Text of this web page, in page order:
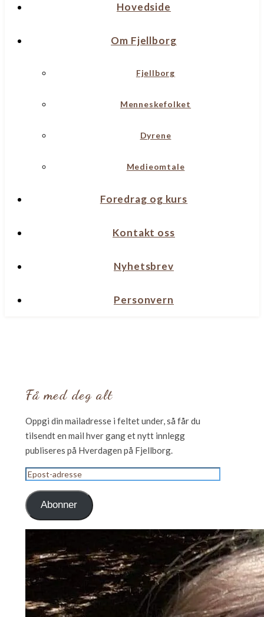
Hovedside
Om Fjellborg
Fjellborg
Menneskefolket
Dyrene
Medieomtale
Foredrag og kurs
Kontakt oss
Nyhetsbrev
Personvern
Få med deg alt
Oppgi din mailadresse i feltet under, så får du
tilsendt en mail hver gang et nytt innlegg
publiseres på Hverdagen på Fjellborg.
Epost-
adresse
Abonner